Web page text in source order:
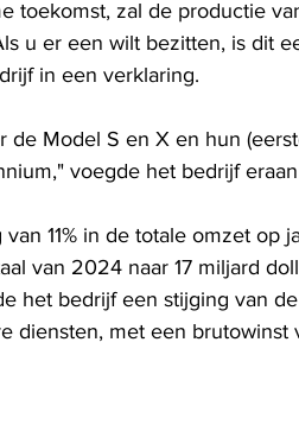
toekomst, zal de productie
u er een wilt bezitten, is dit
in een verklaring.
Model S en X en hun
voegde het bedrijf
11% in de totale omzet op
van 2024 naar 17 miljard
het bedrijf een stijging van
diensten, met een brutowinst